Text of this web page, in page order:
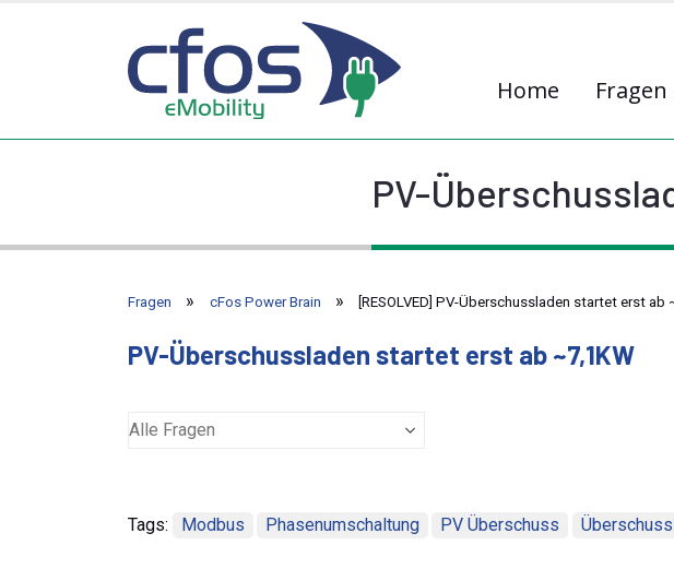
Home
PV-
Fragen cFos Power Brain [RESOLVED] PV-Überschussladen startet erst ab
PV-Überschussladen startet erst ab ~7,1KW
Tags: Modbus Phasenumschaltung PV Überschuss